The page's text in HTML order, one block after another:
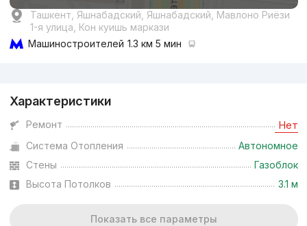
Ташкент, Яшнабадский, Яшнабадский, Мавлоно Риёзи
1-я улица, Кон куишь маркази
Машиностроителей 1.3 км 5 мин
Характеристики
Ремонт Нет
Система Отопления
Автономное
Стены
Газоблок
Высота Потолков
3.1 м
Показать все параметры